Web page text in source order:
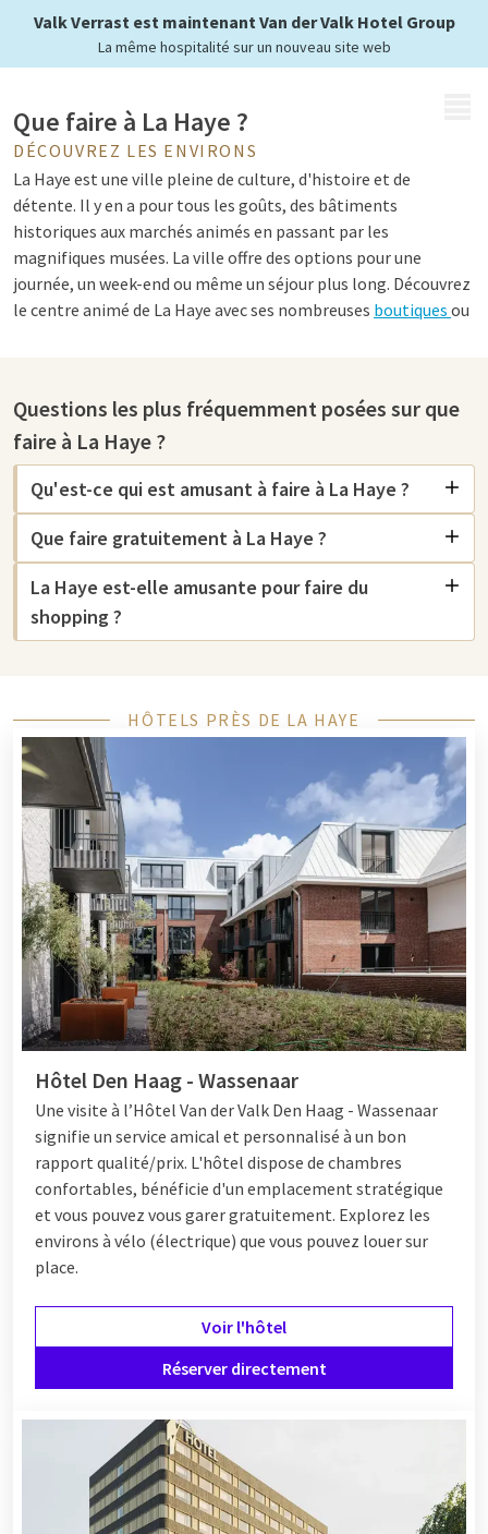
Valk Verrast est maintenant Van der Valk Hotel Group
La même hospitalité sur un nouveau site web
Que faire à La Haye ?
DÉCOUVREZ LES ENVIRONS
La Haye est une ville pleine de culture, d'histoire et de
détente. Il y en a pour tous les goûts, des bâtiments
historiques aux marchés animés en passant par les
magnifiques musées. La ville offre des options pour une
journée, un week-end ou même un séjour plus long. Découvrez
le centre animé de La Haye avec ses nombreuses boutiques ou
également bien organisé avec diverses places de
stationnement et garages répartis dans toute la ville.
Sites touristiques La Haye
La Haye offre un large éventail d'attractions culturelles et est
connue pour ses impressionnantsmuséeset galeries d'art. Au
Kunstmuseum Den Haag, vous découvrirez de vastes
collections d'art, allant des œuvres modernes aux chefs-
propose des expositions de photos uniques et changeantes de
photographes de renommée mondiale et émergents.
Pour une expérience cinématographique particulière,
Filmhuis Den Haag est recommandé, avec une gamme variée
de films internationaux et artistiques que vous ne trouverez
pas dans les cinémas standards. L’Omniversum est aussi le lieu
idéal pour vivre une expérience cinématographique unique. Ici,
vous pouvez voir des films IMAX projetés sur un gigantesque
écran rond.
Vous recherchez une activité amusante avec vos enfants à La
Haye ? Alors visitezMadurodam. Ici, vous découvrirez les Pays-
Bas en miniature, avec de magnifiques miniatures de villes,
êtes plutôt fan de sport ? Alors visitez ADO Den Haag et
assistez à un match de football passionnant dans le stade. La
Haye offre quelque chose de spécial pour tout le monde !
Hôtel à La Haye
Pour un séjour confortable à La Haye, il existe différents
De nombreux hôtels sont situés à quelques pas du centre et
sont idéaux pour un week-end ou un voyage d'affaires. Il existe
également des hôtels sur la côte pour ceux qui souhaitent
profiter de laplage.
Van der Valk La Haye
Van der Valk Hotel La Haye - Wassenaar, vous pourrez
Questions les plus fréquemment posées sur que
faire à La Haye ?
Qu'est-ce qui est amusant à faire à La Haye ?
Que faire gratuitement à La Haye ?
La Haye est-elle amusante pour faire du
shopping ?
HÔTELS PRÈS DE LA HAYE
Hôtel Den Haag - Wassenaar
Une visite à l’Hôtel Van der Valk Den Haag - Wassenaar
signifie un service amical et personnalisé à un bon
rapport qualité/prix. L'hôtel dispose de chambres
confortables, bénéficie d'un emplacement stratégique
et vous pouvez vous garer gratuitement. Explorez les
environs à vélo (électrique) que vous pouvez louer sur
place.
Voir l'hôtel
Réserver directement